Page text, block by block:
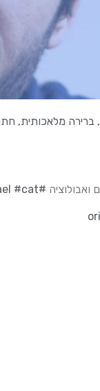
, ברירה מלאכותית,
#evolution
#cat